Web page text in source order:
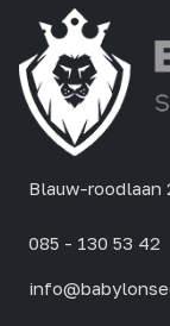
Blauw-roodlaan
085 - 130 53 42